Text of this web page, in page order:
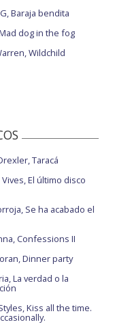
Baraja bendita
dog in the fog
Wildchild
Taracá
El último disco
Se ha acabado el
Confessions II
Dinner party
La verdad o la
Kiss all the time.